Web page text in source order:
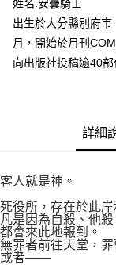
購買商品的店家。未
後付繳納相關費用。
※ 交易是否成功請以
是否繳費成功／繳費後
易，需依本服務之必
https://aftee.tw/terms/
３．未成年的使用者
「AFTEE先享後付」
任。
４．使用「AFTEE先
時審查核予不同之上限
請求用戶進行身份認證
每筆NT$80，滿
付款後萊爾富取貨
每筆NT$80，滿
付款後7-11取貨
宅配
每筆NT$100，滿
國家/地區配送
姓名:安曇騎士
出生於大分縣別府
月，開始於月刊
向出版社投稿逾40
詳細
客人就是神。
死役所，存在於此岸
凡是因為自殺、他
都會來此地報到。
無罪者前往天堂，
或者——